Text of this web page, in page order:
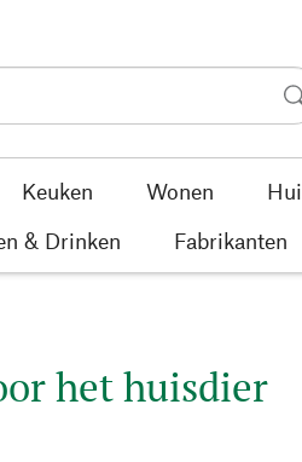
Keuken Wonen
& Drinken Fabrikanten
het huisdier